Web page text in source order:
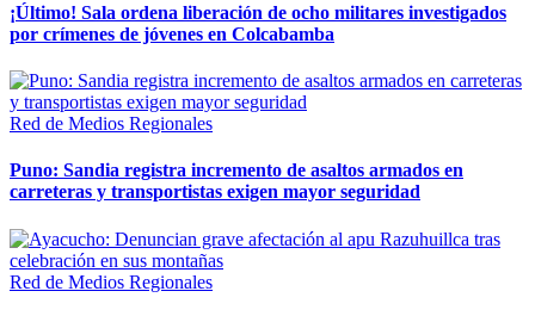
¡Último! Sala ordena liberación de ocho militares investigados
por crímenes de jóvenes en Colcabamba
Red de Medios Regionales
Puno: Sandia registra incremento de asaltos armados en
carreteras y transportistas exigen mayor seguridad
Red de Medios Regionales